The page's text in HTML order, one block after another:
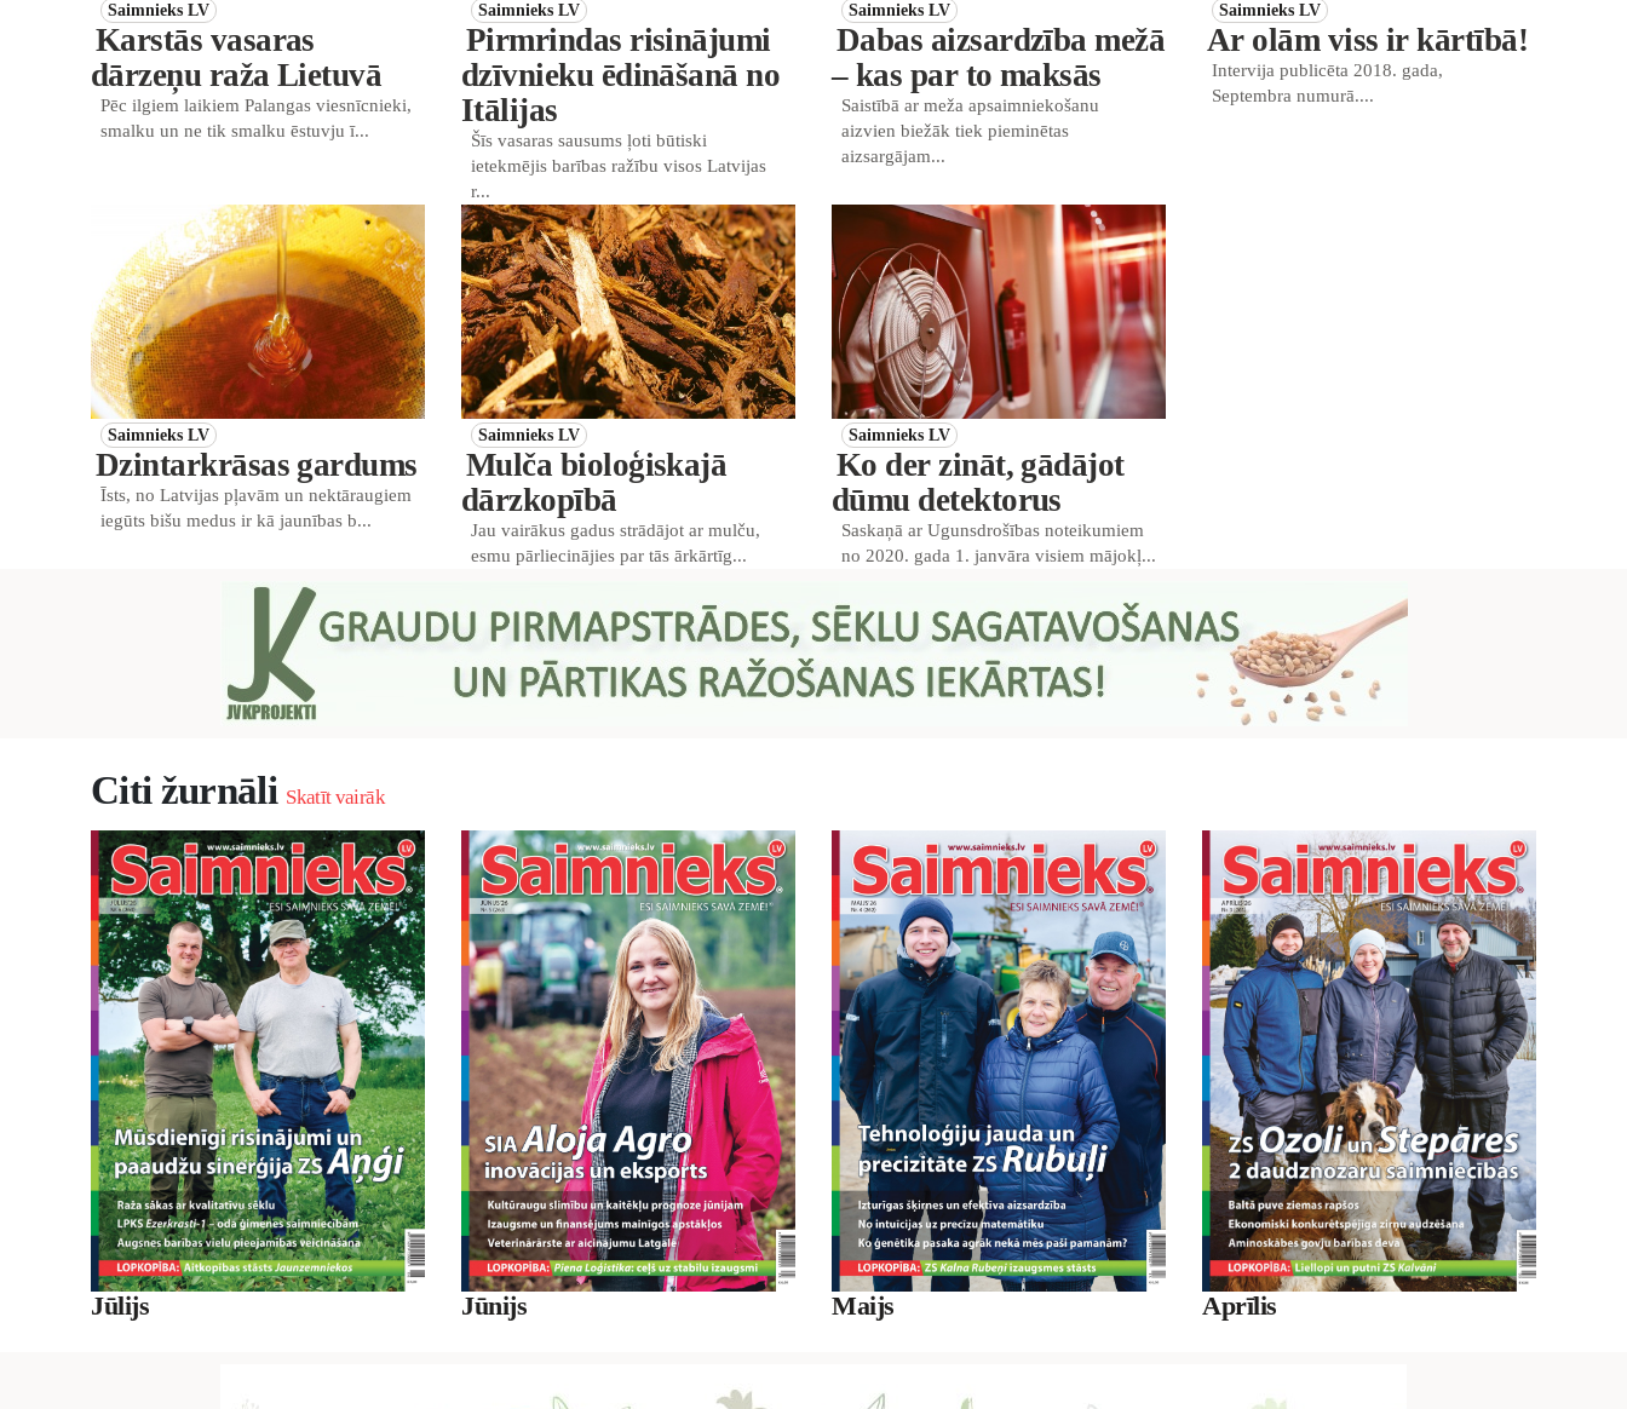
Saimnieks LV
Karstās vasaras
dārzeņu raža Lietuvā
Pēc ilgiem laikiem Palangas viesnīcnieki,
smalku un ne tik smalku ēstuvju ī...
Saimnieks LV
Pirmrindas risinājumi
dzīvnieku ēdināšanā no
Itālijas
Šīs vasaras sausums ļoti būtiski
ietekmējis barības ražību visos Latvijas
r...
Saimnieks LV
Dabas aizsardzība mežā
– kas par to maksās
Saistībā ar meža apsaimniekošanu
aizvien biežāk tiek pieminētas
aizsargājam...
Saimnieks LV
Ar olām viss ir kārtībā!
Intervija publicēta 2018. gada,
Septembra numurā....
Saimnieks LV
Dzintarkrāsas gardums
Īsts, no Latvijas pļavām un nektāraugiem
iegūts bišu medus ir kā jaunības b...
Saimnieks LV
Mulča bioloģiskajā
dārzkopībā
Jau vairākus gadus strādājot ar mulču,
esmu pārliecinājies par tās ārkārtīg...
Saimnieks LV
Ko der zināt, gādājot
dūmu detektorus
Saskaņā ar Ugunsdrošības noteikumiem
no 2020. gada 1. janvāra visiem mājokļ...
Citi žurnāli Skatīt vairāk
Jūlijs Jūnijs Maijs Aprīlis